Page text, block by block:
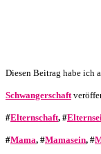
Diesen Beitrag habe ich
Schwangerschaft
#Elternschaft, #
#Mama, #Mamasein, #